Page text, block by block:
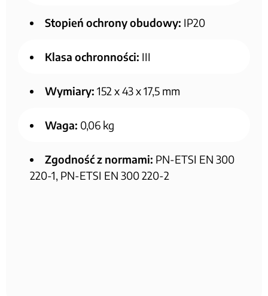
Stopień ochrony obudowy: IP20
Klasa ochronności: III
Wymiary: 152 x 43 x 17,5 mm
Waga: 0,06 kg
Zgodność z normami: PN-ETSI EN 300
220-1, PN-ETSI EN 300 220-2